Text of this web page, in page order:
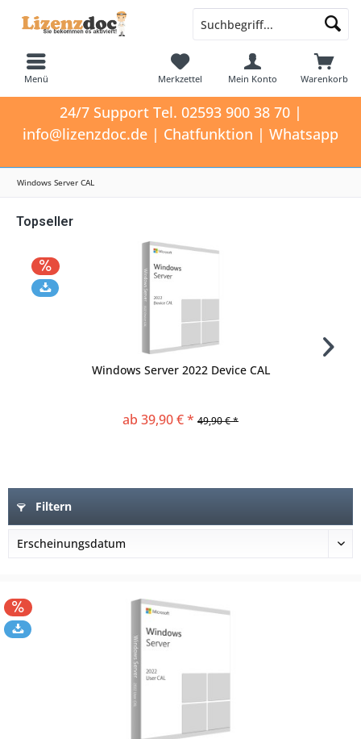
Warenkorb
Merkzettel Mein Konto
Menü
24/7 Support Tel. 02593 900 38 70 |
info@lizenzdoc.de | Chatfunktion | Whatsapp
Windows Server CAL
Topseller
Windows Server 2022 Device CAL
ab 39,90 € * 49,90 € *
Filtern